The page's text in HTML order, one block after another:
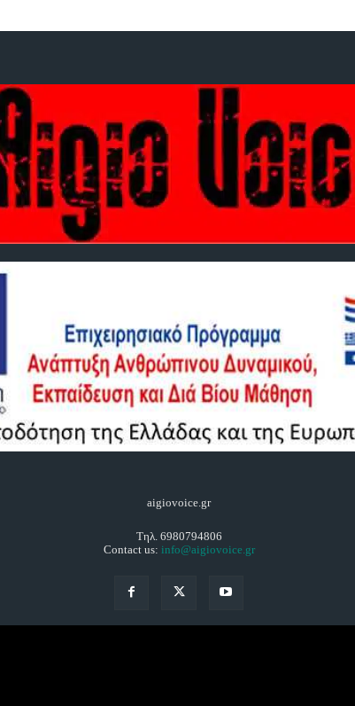
aigiovoice.gr
Τηλ. 6980794806
Contact us: info@aigiovoice.gr